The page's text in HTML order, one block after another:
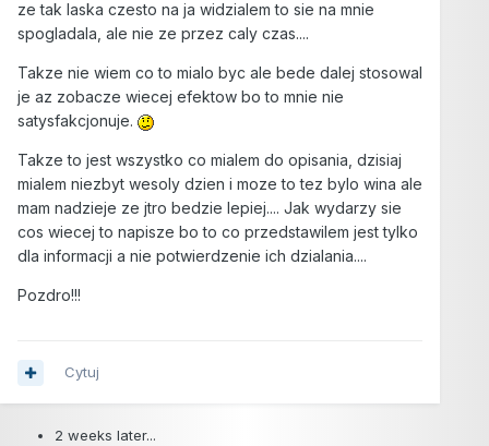
ze tak laska czesto na ja widzialem to sie na mnie
spogladala, ale nie ze przez caly czas....
Takze nie wiem co to mialo byc ale bede dalej stosowal
je az zobacze wiecej efektow bo to mnie nie
satysfakcjonuje.
Takze to jest wszystko co mialem do opisania, dzisiaj
mialem niezbyt wesoly dzien i moze to tez bylo wina ale
mam nadzieje ze jtro bedzie lepiej.... Jak wydarzy sie
cos wiecej to napisze bo to co przedstawilem jest tylko
dla informacji a nie potwierdzenie ich dzialania....
Pozdro!!!
Cytuj
2 weeks later...